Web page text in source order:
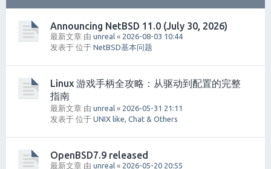
Announcing NetBSD 11.0 (July 30, 2026)
最新文章 由 unreal « 2026-08-03 10:44
发表于 位于 NetBSD基本问题
Linux 游戏手柄全攻略：从驱动到配置的完整
指南
最新文章 由 unreal « 2026-05-31 21:11
发表于 位于 UNIX like, Chat & Others
OpenBSD7.9 released
最新文章 由 unreal « 2026-05-20 20:55